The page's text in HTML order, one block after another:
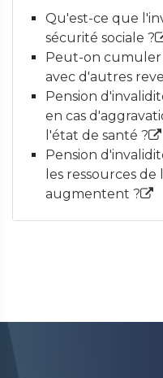
Qu'est-ce que
sécurité sociale ?
Peut-on cumuler
avec d'autres
Pension
en cas
l'état de santé ?
Pension
les ressources
augmentent ?